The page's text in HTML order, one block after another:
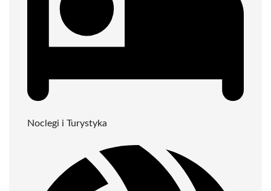
Noclegi i Turystyka